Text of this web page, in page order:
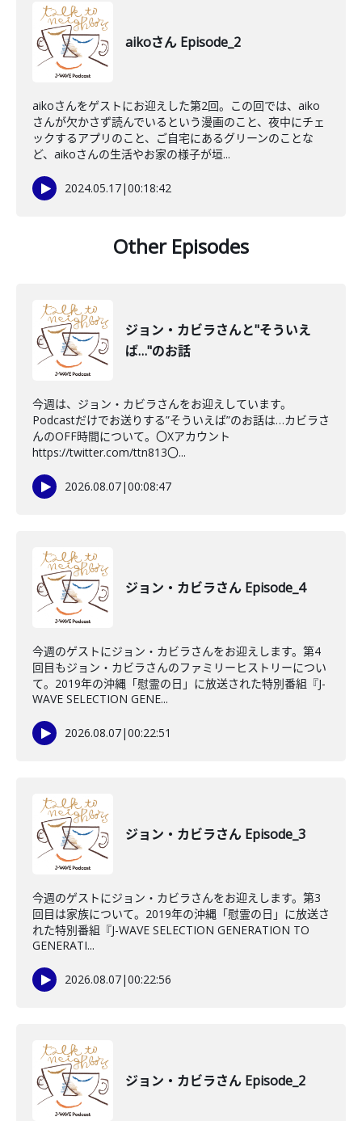
aikoさん Episode_2
aikoさんをゲストにお迎えした第2回。この回では、aiko
さんが欠かさず読んでいるという漫画のこと、夜中にチェ
ックするアプリのこと、ご自宅にあるグリーンのことな
ど、aikoさんの生活やお家の様子が垣...
2024.05.17|00:18:42
Other Episodes
ジョン・カビラさんと"そういえ
ば…"のお話
今週は、ジョン・カビラさんをお迎えしています。
Podcastだけでお送りする”そういえば”のお話は…カビラさ
んのOFF時間について。〇Xアカウント
https://twitter.com/ttn813〇...
2026.08.07|00:08:47
ジョン・カビラさん Episode_4
今週のゲストにジョン・カビラさんをお迎えします。第4
回目もジョン・カビラさんのファミリーヒストリーについ
て。2019年の沖縄「慰霊の日」に放送された特別番組『J-
WAVE SELECTION GENE...
2026.08.07|00:22:51
ジョン・カビラさん Episode_3
今週のゲストにジョン・カビラさんをお迎えします。第3
回目は家族について。2019年の沖縄「慰霊の日」に放送さ
れた特別番組『J-WAVE SELECTION GENERATION TO
GENERATI...
2026.08.07|00:22:56
ジョン・カビラさん Episode_2